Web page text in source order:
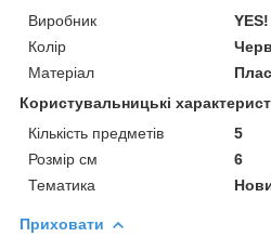
Виробник
Колір
Матеріал
Користувальницькі
Кількість предметів
5
Розмір см
6
Тематика
Приховати